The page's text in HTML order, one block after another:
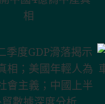
數據揭開中
國二季度GDP
；美國年輕
何好感社會
；中國上半